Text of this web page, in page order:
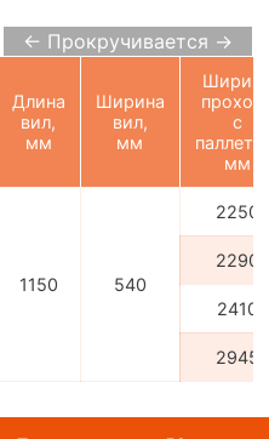
← Прокручивается →
Длина
вил,
мм
Ширина
вил,
мм
с
мм
1150 540
2250
2290
2410
2945